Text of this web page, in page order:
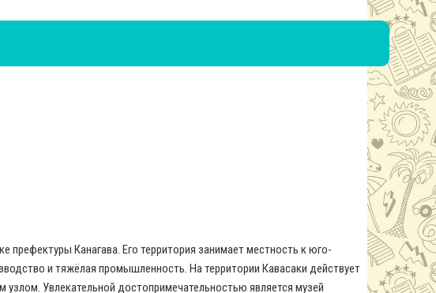
префектуры Канагава. Его территория занимает местность к юго-
и тяжёлая промышленность. На территории Кавасаки действует
Увлекательной достопримечательностью является музей